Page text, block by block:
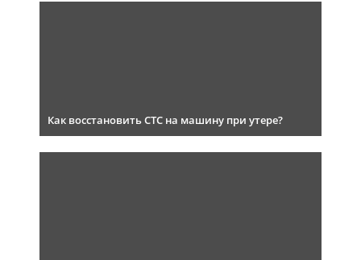
Как восстановить СТС на машину при утере?